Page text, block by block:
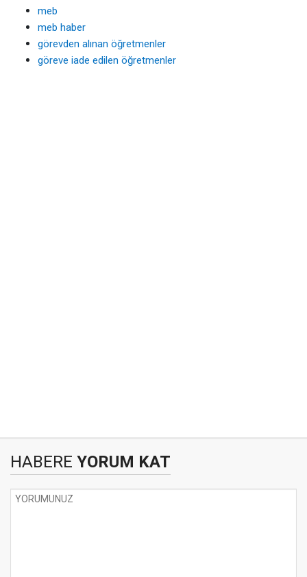
meb
meb haber
görevden alınan öğretmenler
göreve iade edilen öğretmenler
HABERE YORUM KAT